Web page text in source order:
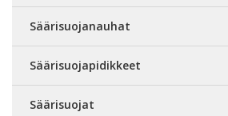
Säärisuojanauhat
Säärisuojapidikkeet
Säärisuojat